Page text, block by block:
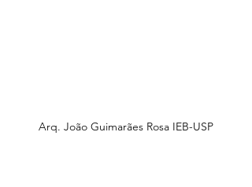
Arq. João Guimarães Rosa IEB-USP